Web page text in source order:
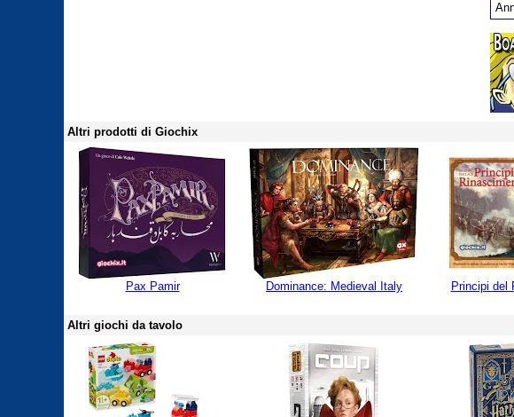
Altri prodotti di Giochix
Pax Pamir Dominance: Medieval Italy Principi del
Altri giochi da tavolo